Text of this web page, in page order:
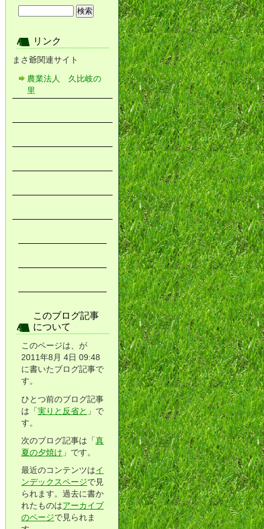
リンク
まさ爺関連サイト
農業法人 久比岐の
里
このブログ記事
について
このページは、が
2011年8月 4日 09:48
に書いたブログ記事で
す。
ひとつ前のブログ記事
は「実りと反省と 」で
す。
次のブログ記事は「 真
夏の夕焼け 」です。
最近のコンテンツはイ
ンデックスページで見
られます。過去に書か
れたものはアーカイブ
のページで見られま